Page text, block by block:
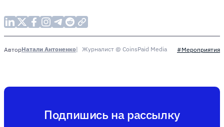
АвторНатали Антоненко Журналист @ CoinsPaid Media #Мероприятия
Подпишись на рассылку